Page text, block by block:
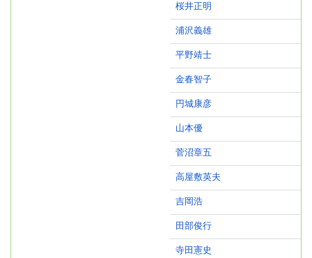
桜井正明
浦沢義雄
平野靖士
金春智子
円城康彦
山本優
菅沼章五
高屋敷英夫
吉岡浩
田部俊行
寺田憲史